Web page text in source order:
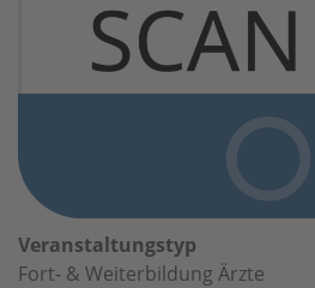
Veranstaltungstyp
Fort- & Weiterbildung Ärzte